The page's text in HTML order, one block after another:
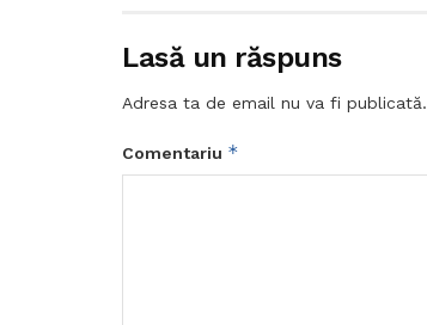
Lasă un răspuns
Adresa ta de email nu va fi publicată.
Comentariu *